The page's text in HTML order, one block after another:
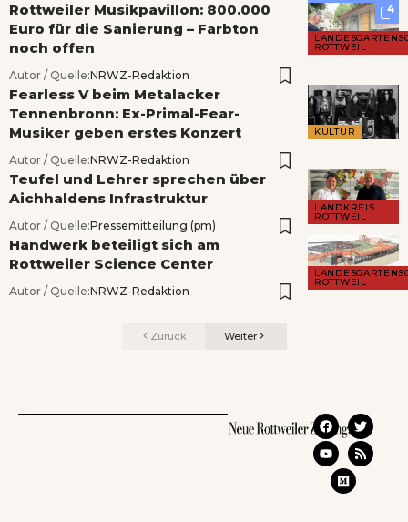
4
ROTTWEIL
Rottweiler Musikpavillon: 800.000
Euro für die Sanierung – Farbton
noch offen
Autor / Quelle:NRWZ-Redaktion
KULTUR
Fearless V beim Metalacker
Tennenbronn: Ex-Primal-Fear-
Musiker geben erstes Konzert
Autor / Quelle:NRWZ-Redaktion
LANDKREIS
ROTTWEIL
Teufel und Lehrer sprechen über
Aichhaldens Infrastruktur
Autor / Quelle:Pressemitteilung (pm)
ROTTWEIL
Handwerk beteiligt sich am
Rottweiler Science Center
Autor / Quelle:NRWZ-Redaktion
Zurück Weiter